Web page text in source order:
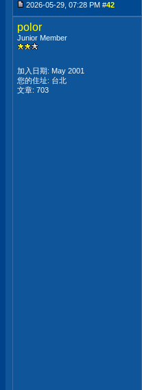
2026-05-29, 07:28 PM #42
polor
Junior Member
加入日期: May 2001
您的住址: 台北
文章: 703